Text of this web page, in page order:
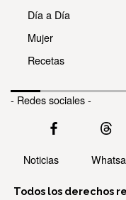
Día a Día
Mujer
Recetas
- Redes sociales -
Noticias
Todos los derechos